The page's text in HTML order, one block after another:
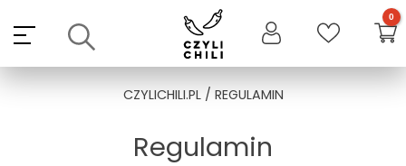
content
CZYLICHILI.PL/ REGULAMIN
Regulamin